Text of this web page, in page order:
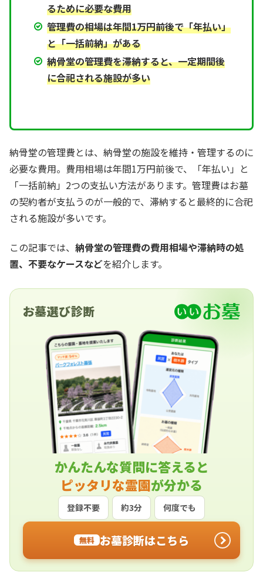
るために必要な費用
管理費の相場は年間1万円前後で「年払い」
と「一括前納」がある
納骨堂の管理費を滞納すると、一定期間後
に合祀される施設が多い
納骨堂の管理費とは、納骨堂の施設を維持・管理するのに
必要な費用。費用相場は年間1万円前後で、「年払い」と
「一括前納」2つの支払い方法があります。管理費はお墓
の契約者が支払うのが一般的で、滞納すると最終的に合祀
される施設が多いです。
この記事では、 納骨堂の管理費の費用相場や滞納時の処
置、不要なケースなどを紹介します。
お墓選び診断
かんたんな質問に答えると
ピッタリな霊園が分かる
登録不要 約3分 何度でも
無料 お墓診断はこちら